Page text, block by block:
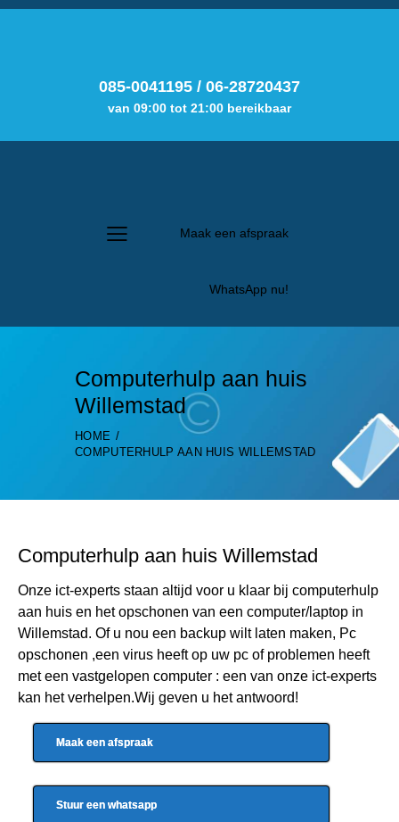
085-0041195 / 06-28720437
van 09:00 tot 21:00 bereikbaar
Maak een afspraak
WhatsApp nu!
Computerhulp aan huis
Willemstad
HOME
COMPUTERHULP AAN HUIS WILLEMSTAD
Computerhulp aan huis Willemstad
Onze ict-experts staan altijd voor u klaar bij computerhulp
aan huis en het opschonen van een computer/laptop in
Willemstad. Of u nou een backup wilt laten maken, Pc
opschonen ,een virus heeft op uw pc of problemen heeft
met een vastgelopen computer : een van onze ict-experts
kan het verhelpen.Wij geven u het antwoord!
Maak een afspraak
Stuur een whatsapp